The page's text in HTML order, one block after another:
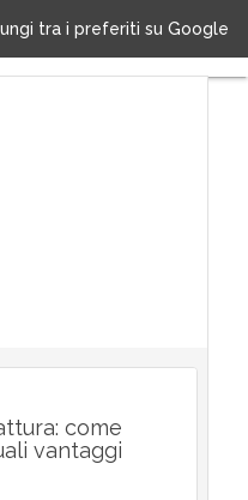
tra i preferiti su Google
dei serverUltimi
articoli
Tech
come
vantaggi